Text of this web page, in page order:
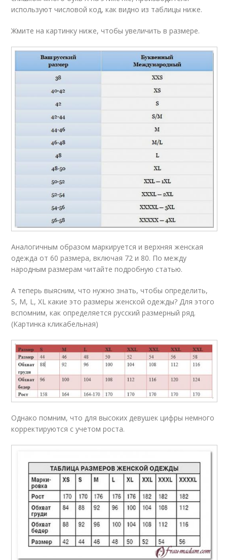
используют числовой код, как видно из таблицы ниже.
Жмите на картинку ниже, чтобы увеличить в размере.
Аналогичным образом маркируется и верхняя женская
одежда от 60 размера, включая 72 и 80. По между
народным размерам читайте подробную статью.
А теперь выясним, что нужно знать, чтобы определить,
S, М, L, XL какие это размеры женской одежды? Для этого
вспомним, как определяется русский размерный ряд.
(Картинка кликабельная)
Однако помним, что для высоких девушек цифры немного
корректируются с учетом роста.